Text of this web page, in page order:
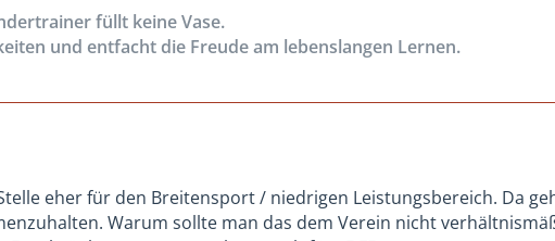
füllt keine Vase.
und entfacht die Freude am lebenslangen Lernen.
eher für den Breitensport / niedrigen Leistungsbereich. Da
Warum sollte man das dem Verein nicht